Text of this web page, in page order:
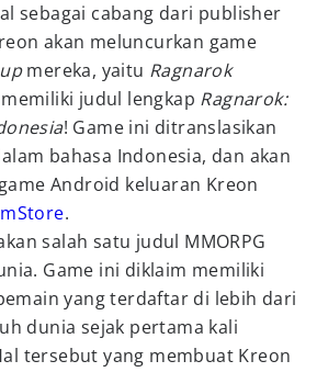
sebagai cabang dari publisher
akan meluncurkan game
mereka, yaitu Ragnarok
judul lengkap Ragnarok:
! Game ini ditranslasikan
bahasa Indonesia, dan akan
Android keluaran Kreon
.
salah satu judul MMORPG
Game ini diklaim memiliki
yang terdaftar di lebih dari
dunia sejak pertama kali
tersebut yang membuat Kreon